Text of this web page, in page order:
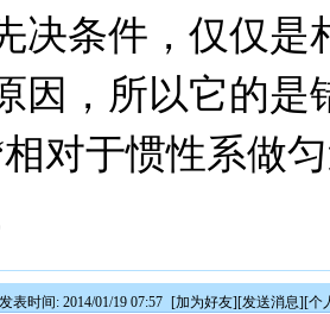
决条件，仅仅是
因，所以它的
对于惯性系做
发表时间: 2014/01/19 07:57 [加为好友][发送消息][个